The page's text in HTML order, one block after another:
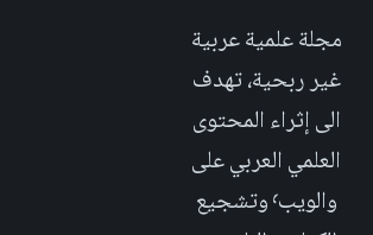
مجلة علمية عربية
غير ربحية، تهدف
الى إثراء المحتوى
العلمي العربي على
والويب٬ وتشجيع